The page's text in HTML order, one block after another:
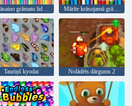
Krāsaino grāmatu lidmašīna
Tauriņš kyodai Nolādēts dārgums 2